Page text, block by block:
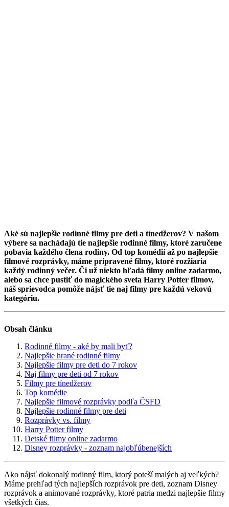
Aké sú najlepšie rodinné filmy pre deti a tínedžerov? V našom
výbere sa nachádajú tie najlepšie rodinné filmy, ktoré zaručene
pobavia každého člena rodiny. Od top komédií až po najlepšie
filmové rozprávky, máme pripravené filmy, ktoré rozžiaria
každý rodinný večer. Či už niekto hľadá filmy online zadarmo,
alebo sa chce pustiť do magického sveta Harry Potter filmov,
náš sprievodca pomôže nájsť tie naj filmy pre každú vekovú
kategóriu.
Obsah článku
Rodinné filmy - aké by mali byť?
Najlepšie hrané rodinné filmy
Najlepšie filmy pre deti do 7 rokov
Naj filmy pre deti od 7 rokov
Filmy pre tínedžerov
Top komédie
Najlepšie filmové rozprávky podľa ČSFD
Najlepšie rodinné filmy pre deti
Rozprávky vs. filmy
Harry Potter filmy
Detské filmy online zadarmo
Disney rozprávky - zoznam najobľúbenejších
Ako nájsť dokonalý rodinný film, ktorý poteší malých aj veľkých?
Máme prehľad tých najlepších rozprávok pre deti, zoznam Disney
rozprávok a animované rozprávky, ktoré patria medzi najlepšie filmy
všetkých čias.